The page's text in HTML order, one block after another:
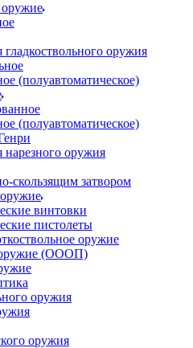
оружие
оружия
(полуавтоматическое)
(полуавтоматическое)
нарезного оружия
скользящим затвором
винтовки
пистолеты
оружие
оружие (ОООП)
оружия
оружия